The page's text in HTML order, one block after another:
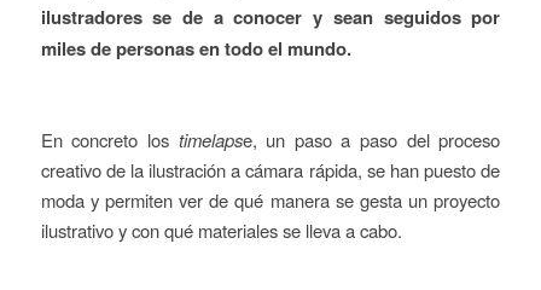
ilustradores se de a conocer y sean seguidos por
miles de personas en todo el mundo.
En concreto los timelapse, un paso a paso del proceso
creativo de la ilustración a cámara rápida, se han puesto de
moda y permiten ver de qué manera se gesta un proyecto
ilustrativo y con qué materiales se lleva a cabo.